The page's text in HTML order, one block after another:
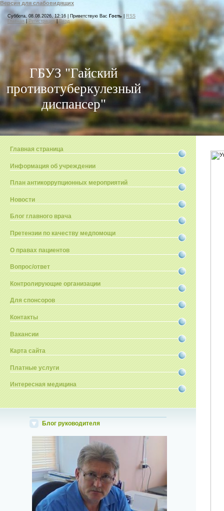
Версия для слабовидящих
Суббота, 08.08.2026, 12:16 | Приветствую Вас Гость
RSS
Главная|Регистрация|Вход
ГБУЗ "Гайский
противотуберкулезный
диспансер"
Главная страница
Информация об учреждении
План антикоррупционных мероприятий
Новости
Блог главного врача
Претензии по качеству медпомощи
О правах пациентов
Вопрос/ответ
Контролирующие организации
Для спонсоров
Контакты
Вакансии
Карта сайта
Платные услуги
Интересная медицина
Блог руководителя